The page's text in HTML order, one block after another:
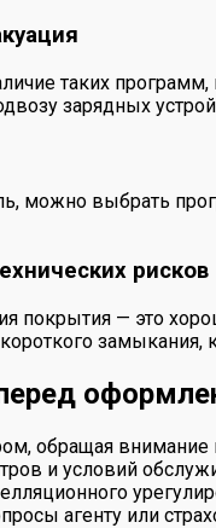
таких
зарядных
можно выбрать
рисков
— это
обращая
и условий
агенту или